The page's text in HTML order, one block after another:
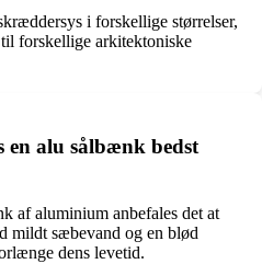
i forskellige størrelser,
forskellige arkitektoniske
en alu sålbænk bedst
af aluminium anbefales det at
mildt sæbevand og en blød
dens levetid.